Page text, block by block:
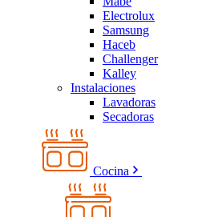
Electrolux
Samsung
Haceb
Challenger
Kalley
Instalaciones
Lavadoras
Secadoras
Cocina